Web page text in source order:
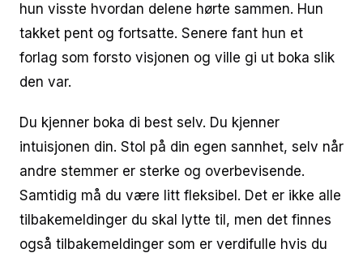
hun visste hvordan delene hørte sammen. Hun
takket pent og fortsatte. Senere fant hun et
forlag som forsto visjonen og ville gi ut boka slik
den var.
Du kjenner boka di best selv. Du kjenner
intuisjonen din. Stol på din egen sannhet, selv når
andre stemmer er sterke og overbevisende.
Samtidig må du være litt fleksibel. Det er ikke alle
tilbakemeldinger du skal lytte til, men det finnes
også tilbakemeldinger som er verdifulle hvis du